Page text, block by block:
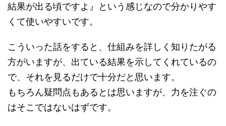
結果が出る頃ですよ』という感じなので分かりやす
くて使いやすいです。
こういった話をすると、仕組みを詳しく知りたがる
方がいますが、出ている結果を示してくれているの
で、それを見るだけで十分だと思います。
もちろん疑問点もあるとは思いますが、力を注ぐの
はそこではないはずです。